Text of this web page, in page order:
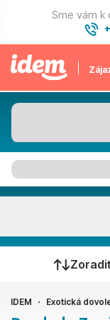
Sme vám k
Kedy
Ako
IDEM Exotická